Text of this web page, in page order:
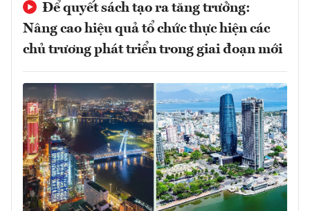
Để quyết sách tạo ra tăng trưởng:
Nâng cao hiệu quả tổ chức thực hiện các
chủ trương phát triển trong giai đoạn mới